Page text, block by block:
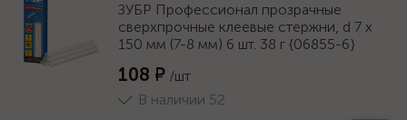
ЗУБР Профессионал прозрачные
сверхпрочные клеевые стержни, d 7 х
150 мм (7-8 мм) 6 шт. 38 г {06855-6}
108 ₽ /шт
В наличии 52